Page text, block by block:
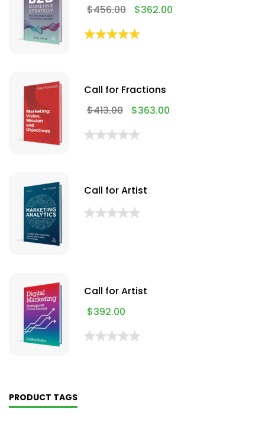
$456.00 $362.00
Call for Fractions
$413.00 $363.00
Call for Artist
Call for Artist
$392.00
PRODUCT TAGS